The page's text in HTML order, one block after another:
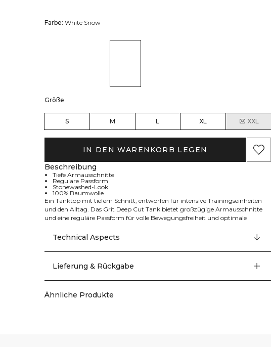
Farbe: White Snow
Größe
S M L XL XXL
IN DEN WARENKORB LEGEN
Beschreibung
Tiefe Armausschnitte
Reguläre Passform
Stonewashed-Look
100% Baumwolle
Ein Tanktop mit tiefem Schnitt, entworfen für intensive Trainingseinheiten
und den Alltag. Das Grit Deep Cut Tank bietet großzügige Armausschnitte
und eine reguläre Passform für volle Bewegungsfreiheit und optimale
sich vom ersten Tragen an weich an und hat einen dezenten, robusten Look.
Atmungsaktiv und bequem in Standardlänge, lässt es sich mühelos mit
deinen Lieblings-Trainingsshorts oder Joggern kombinieren und bewegt sich
Technical Aspects
Lieferung & Rückgabe
Ähnliche Produkte